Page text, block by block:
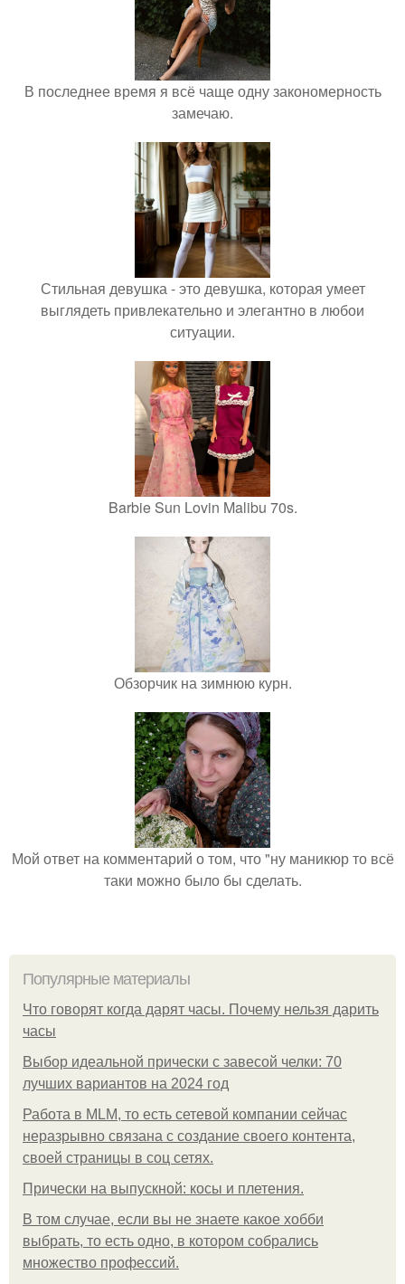
В последнее время я всё чаще одну закономерность
замечаю.
Стильная девушка - это девушка, которая умеет
выглядеть привлекательно и элегантно в любои
ситуации.
Barbie Sun Lovin Malibu 70s.
Обзорчик на зимнюю курн.
Мой ответ на комментарий о том, что "ну маникюр то всё
таки можно было бы сделать.
Популярные материалы
Что говорят когда дарят часы. Почему нельзя дарить
часы
Выбор идеальной прически с завесой челки: 70
лучших вариантов на 2024 год
Работа в MLM, то есть сетевой компании сейчас
неразрывно связана с создание своего контента,
своей страницы в соц сетях.
Прически на выпускной: косы и плетения.
В том случае, если вы не знаете какое хобби
выбрать, то есть одно, в котором собрались
множество профессий.